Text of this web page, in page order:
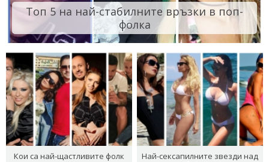
Топ 5 на най-стабилните връзки в поп-
фолка
Кои са най-щастливите фолк
Най-сексапилните звезди над